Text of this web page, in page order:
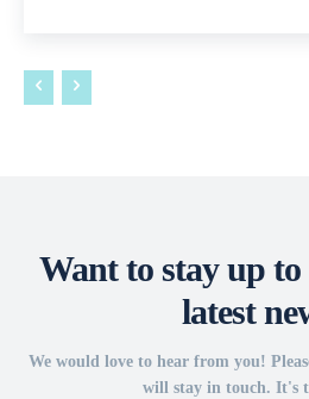
Want to stay up
latest
We would love to hear from you!
will stay in touch. It's